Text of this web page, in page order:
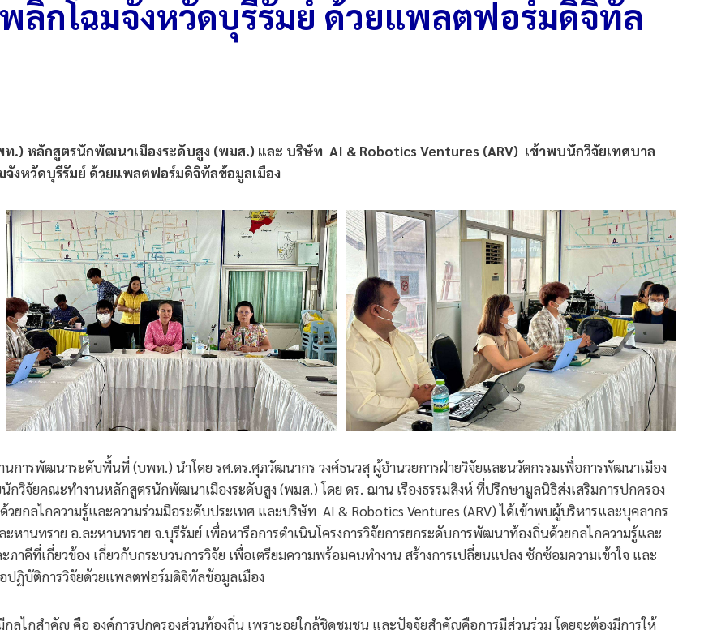
ลิกโฉมจังหวัดบุรีรัมย์ ด้วยแพลตฟอร์มดิจิทัล
หลักสูตรนักพัฒนาเมืองระดับสูง (พมส.) และ บริษัท AI & Robotics Ventures (ARV) เข้าพบนักวิจัยเทศบาล
งหวัดบุรีรัมย์ ด้วยแพลตฟอร์มดิจิทัลข้อมูลเมือง
การพัฒนาระดับพื้นที่ (บพท.) นำโดย รศ.ดร.ศุภวัฒนากร วงศ์ธนวสุ ผู้อำนวยการฝ่ายวิจัยและนวัตกรรมเพื่อการพัฒนาเมือง
กวิจัยคณะทำงานหลักสูตรนักพัฒนาเมืองระดับสูง (พมส.) โดย ดร. ฌาน เรืองธรรมสิงห์ ที่ปรึกษามูลนิธิส่งเสริมการปกครอง
ยกลไกความรู้และความร่วมมือระดับประเทศ และบริษัท AI & Robotics Ventures (ARV) ได้เข้าพบผู้บริหารและบุคลากร
านทราย อ.ละหานทราย จ.บุรีรัมย์ เพื่อหารือการดำเนินโครงการวิจัยการยกระดับการพัฒนาท้องถิ่นด้วยกลไกความรู้และ
าคีที่เกี่ยวข้อง เกี่ยวกับกระบวนการวิจัย เพื่อเตรียมความพร้อมคนทำงาน สร้างการเปลี่ยนแปลง ซักซ้อมความเข้าใจ และ
ปฏิบัติการวิจัยด้วยแพลตฟอร์มดิจิทัลข้อมูลเมือง
กสำคัญ คือ องค์การปกครองส่วนท้องถิ่น เพราะอยู่ใกล้ชิดชุมชน และปัจจัยสำคัญคือการมีส่วนร่วม โดยจะต้องมีการให้